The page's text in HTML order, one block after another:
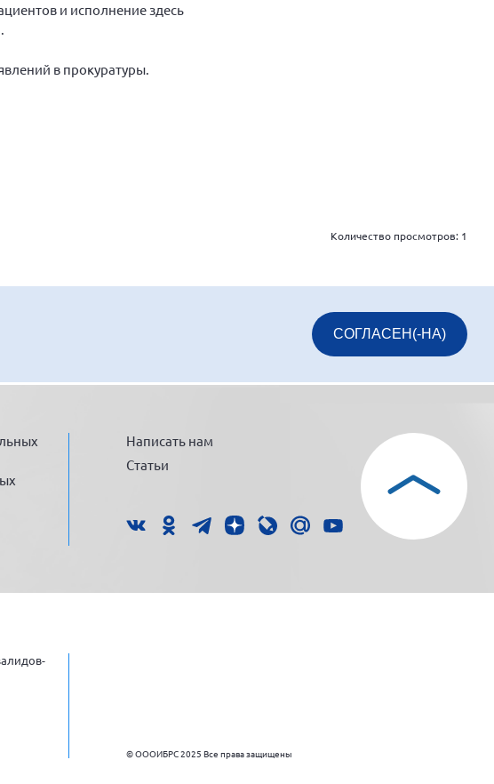
и исполнение здесь
в прокуратуры.
Количество просмотров: 1
СОГЛАСЕН(-НА)
Написать нам
Статьи
© ОООИБРС 2025 Все права защищены